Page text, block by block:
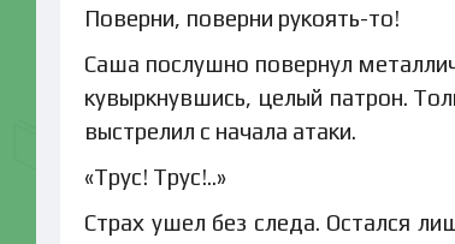
Поверни, поверни рукоять-то!
Саша послушно повернул
кувыркнувшись, целый патрон.
выстрелил с начала атаки.
«Трус! Трус!..»
Страх ушел без следа. Остался